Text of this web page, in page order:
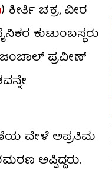
) ಕೀರ್ತಿ ಚಕ್ರ, ವೀರ
ಕುಟುಂಬಸ್ಥರು
ಜಂಜಾಲ್ ಪ್ರವೀಣ್
ವೇಳೆ ಅಪ್ರತಿಮ
ಅಪ್ಪಿದ್ದರು.